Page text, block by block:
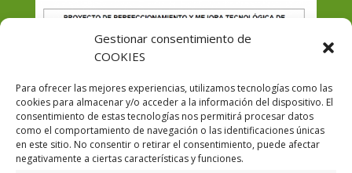
Gestionar consentimiento de
COOKIES
Para ofrecer las mejores experiencias, utilizamos tecnologías como las
cookies para almacenar y/o acceder a la información del dispositivo. El
consentimiento de estas tecnologías nos permitirá procesar datos
como el comportamiento de navegación o las identificaciones únicas
en este sitio. No consentir o retirar el consentimiento, puede afectar
negativamente a ciertas características y funciones.